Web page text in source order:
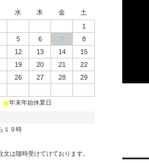
水 木 金
土
1
5 6 7
8
12 13 14
15
19 20 21
22
26 27 28
29
■年末年始休業日
１９時
文は随時受けてけております。